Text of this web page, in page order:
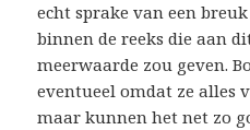
echt sprake van een
binnen de reeks die aan
meerwaarde zou geven.
eventueel omdat ze alles
maar kunnen het net zo